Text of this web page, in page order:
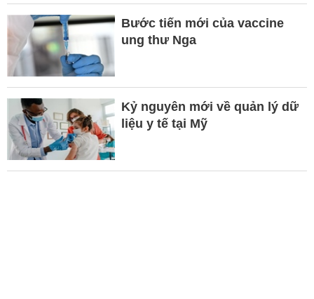
Bước tiến mới của vaccine
ung thư Nga
Kỷ nguyên mới về quản lý dữ
liệu y tế tại Mỹ